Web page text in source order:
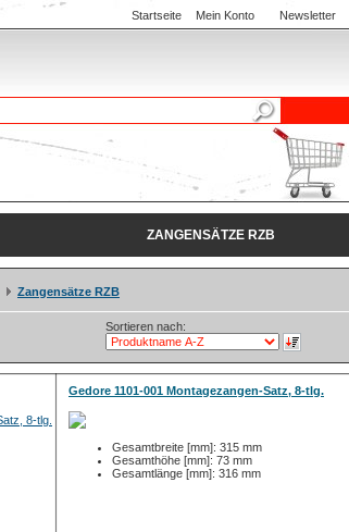
Startseite Mein Konto Newsletter
ZANGENSÄTZE RZB
Zangensätze RZB
Sortieren nach:
Gedore 1101-001 Montagezangen-Satz, 8-tlg.
Gesamtbreite [mm]: 315 mm
Gesamthöhe [mm]: 73 mm
Gesamtlänge [mm]: 316 mm